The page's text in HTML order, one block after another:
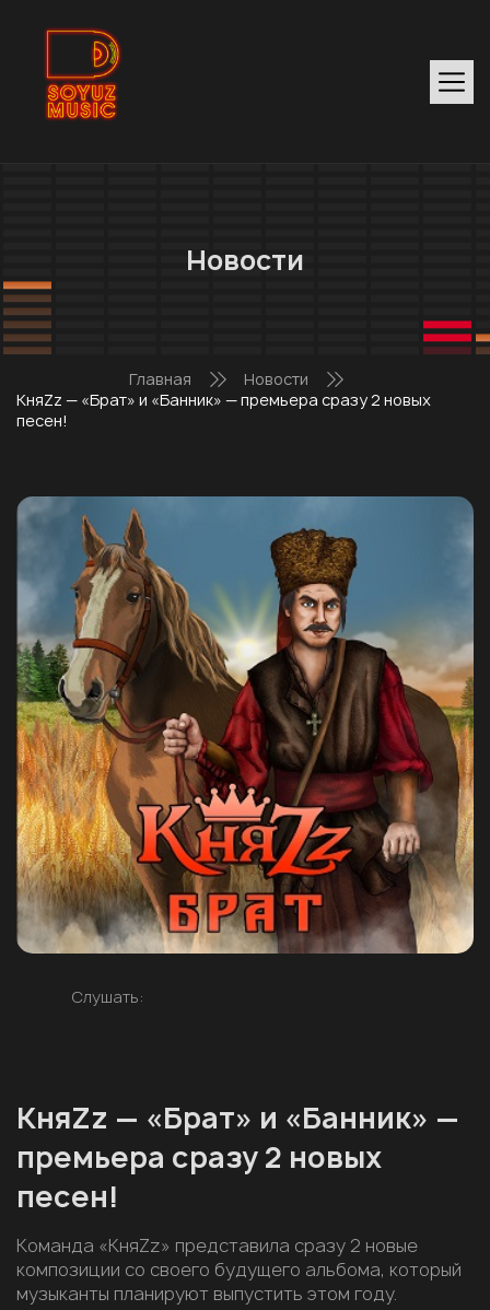
Новости
Главная
Новости
КняZz — «Брат» и «Банник» — премьера сразу 2 новых
песен!
Слушать:
КняZz — «Брат» и «Банник» —
премьера сразу 2 новых
песен!
Команда «КняZz» представила сразу 2 новые
композиции со своего будущего альбома, который
музыканты планируют выпустить этом году.